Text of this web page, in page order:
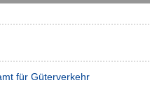
für Güterverkehr